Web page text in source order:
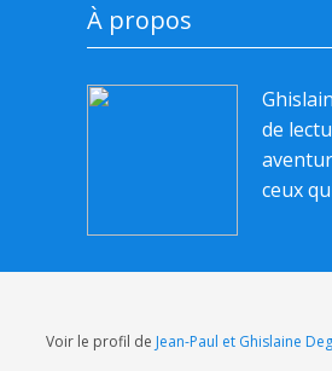
À propos
de
ceux
Voir le profil de Jean-Paul et Ghislaine